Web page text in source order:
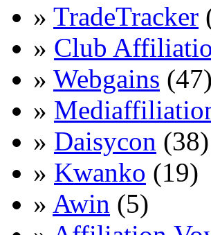
» TradeTracker
» Club
» Webgains (47)
»
» Daisycon (38)
» Kwanko (19)
» Awin (5)